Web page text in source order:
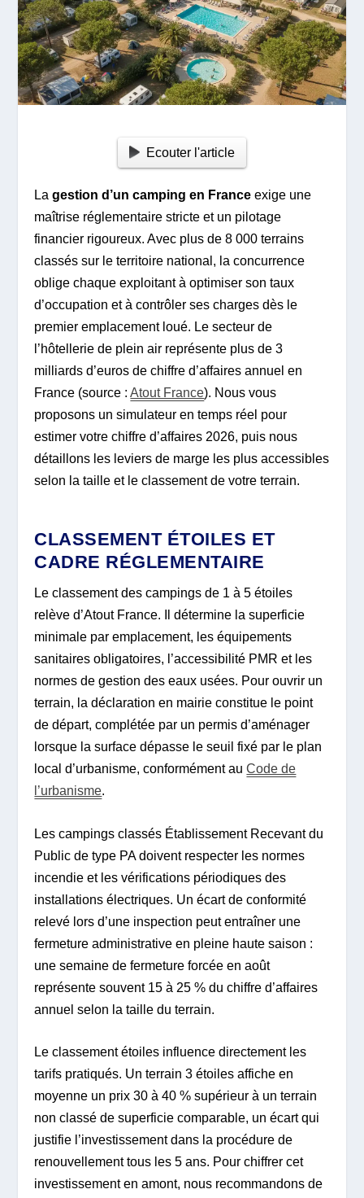
Ecouter l'article
Lagestion d’un camping en France exige une
maîtrise réglementaire stricte et un pilotage
financier rigoureux. Avec plus de 8 000 terrains
classés sur le territoire national, la concurrence
oblige chaque exploitant à optimiser son taux
d’occupation et à contrôler ses charges dès le
premier emplacement loué. Le secteur de
l’hôtellerie de plein air représente plus de 3
milliards d’euros de chiffre d’affaires annuel en
France (source :Atout France). Nous vous
proposons un simulateur en temps réel pour
estimer votre chiffre d’affaires 2026, puis nous
détaillons les leviers de marge les plus accessibles
selon la taille et le classement de votre terrain.
CLASSEMENT ÉTOILES ET
CADRE RÉGLEMENTAIRE
Le classement des campings de 1 à 5 étoiles
relève d’Atout France. Il détermine la superficie
minimale par emplacement, les équipements
sanitaires obligatoires, l’accessibilité PMR et les
normes de gestion des eaux usées. Pour ouvrir un
terrain, la déclaration en mairie constitue le point
de départ, complétée par un permis d’aménager
lorsque la surface dépasse le seuil fixé par le plan
local d’urbanisme, conformément auCode de
l’urbanisme.
Les campings classés Établissement Recevant du
Public de type PA doivent respecter les normes
incendie et les vérifications périodiques des
installations électriques. Un écart de conformité
relevé lors d’une inspection peut entraîner une
fermeture administrative en pleine haute saison :
une semaine de fermeture forcée en août
représente souvent 15 à 25 % du chiffre d’affaires
annuel selon la taille du terrain.
Le classement étoiles influence directement les
tarifs pratiqués. Un terrain 3 étoiles affiche en
moyenne un prix 30 à 40 % supérieur à un terrain
non classé de superficie comparable, un écart qui
justifie l’investissement dans la procédure de
renouvellement tous les 5 ans. Pour chiffrer cet
investissement en amont, nous recommandons de